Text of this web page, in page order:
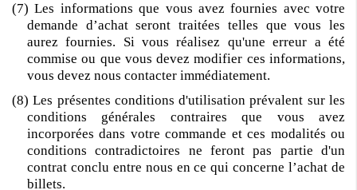
(7) Les informations que vous avez fournies avec votre
demande d’achat seront traitées telles que vous les
aurez fournies. Si vous réalisez qu'une erreur a été
commise ou que vous devez modifier ces informations,
vous devez nous contacter immédiatement.
(8) Les présentes conditions d'utilisation prévalent sur les
conditions générales contraires que vous avez
incorporées dans votre commande et ces modalités ou
conditions contradictoires ne feront pas partie d'un
contrat conclu entre nous en ce qui concerne l’achat de
billets.